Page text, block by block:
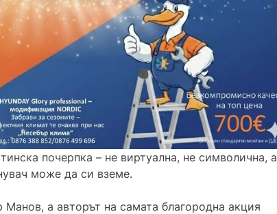
почерпка – не виртуална, не символична, а
може да си вземе.
а авторът на самата благородна акция